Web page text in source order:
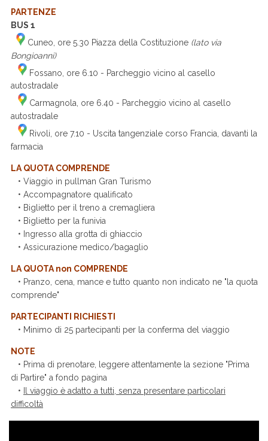
PARTENZE
BUS 1
Cuneo, ore 5.30 Piazza della Costituzione (lato via
Bongioanni)
Fossano, ore 6.10 - Parcheggio vicino al casello
autostradale
Carmagnola, ore 6.40 - Parcheggio vicino al casello
autostradale
Rivoli, ore 7.10 - Uscita tangenziale corso Francia, davanti la
farmacia
LA QUOTA COMPRENDE
• Viaggio in pullman Gran Turismo
• Accompagnatore qualificato
• Biglietto per il treno a cremagliera
• Biglietto per la funivia
• Ingresso alla grotta di ghiaccio
• Assicurazione medico/bagaglio
LA QUOTA non COMPRENDE
• Pranzo, cena, mance e tutto quanto non indicato ne "la quota
comprende"
PARTECIPANTI RICHIESTI
• Minimo di 25 partecipanti per la conferma del viaggio
NOTE
• Prima di prenotare, leggere attentamente la sezione "Prima
di Partire" a fondo pagina
• Il viaggio è adatto a tutti, senza presentare particolari
difficoltà